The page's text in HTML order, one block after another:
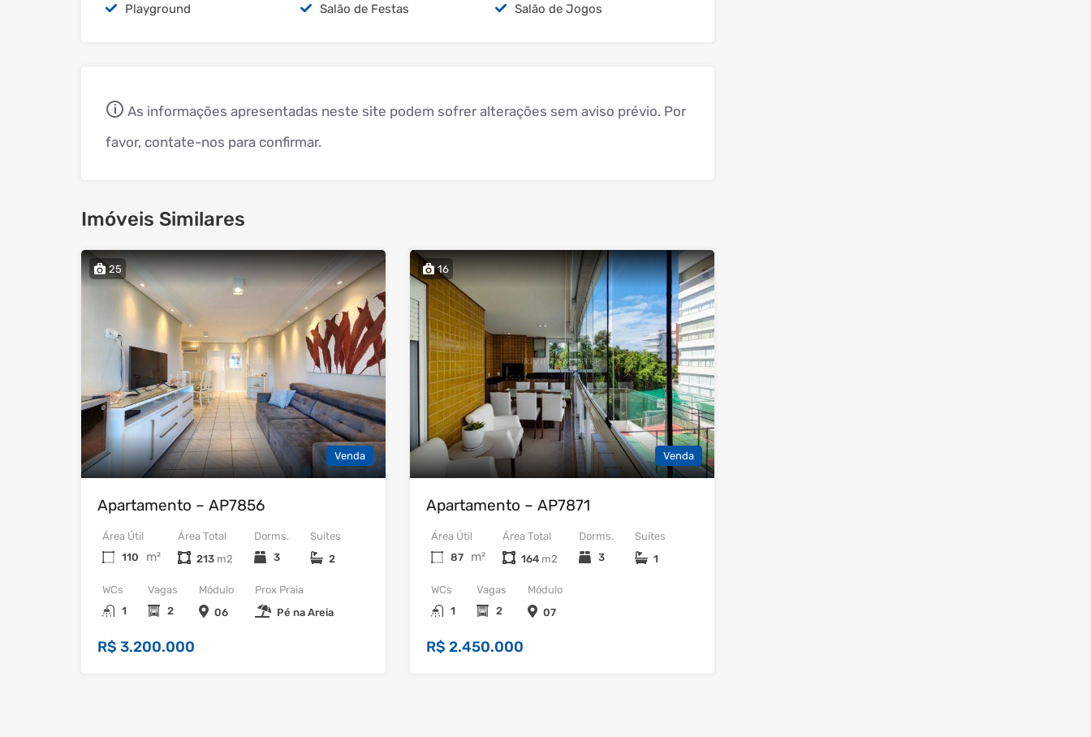
Playground Salão de Festas Salão de Jogos
🛈 As informações apresentadas neste site podem sofrer alterações sem aviso prévio. Por
favor, contate-nos para confirmar.
Imóveis Similares
25
Venda
Apartamento – AP7856
Dorms.
3
WCs
1
Área Útil
110
m²
Vagas
2
Área Total
213
Suítes
2
Módulo
06
Prox Praia
Pé na Areia
R$ 3.200.000
16
Venda
Apartamento – AP7871
Dorms.
3
WCs
1
Área Útil
87
m²
Vagas
2
Área Total
164
Suítes
1
Módulo
07
R$ 2.450.000